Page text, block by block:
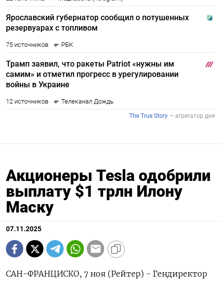
Акционеры Tesla одобрили
выплату $1 трлн Илону
Маску
07.11.2025
САН-ФРАНЦИСКО, 7 ноя (Рейтер) - Гендиректор